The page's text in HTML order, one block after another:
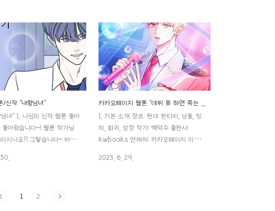
였을까 장르: 스릴러 작가: 후
이버 웹툰, 네이버 시리즈 연재
02. 07. ~ 연재 중 연재 주
툰 이용 등급: 19세 이용가 아..
게 제가 추천해 드리는 작품들
세 이용가가 은근히 있네요;; (
들은 좀 더 나중에..ㅠㅠ) 수요
! 작가님이 “후” 님이신데 본명
서 활동명을 “후” 로 바꾸신 것
..
comic.naver.com 이미 안 벗어도 섹
시하다. 눈빛만 봐도 섹시하다. 어떤 그림
을 그려주셔도 다 섹시함이 장착된..! 웹
툰작가 ‘효빈’ 님의 ‘선녀외전’ 리뷰 시작
하겠습니다~!! 1. 소개 장르: 로맨스, 복수
작가: 효빈 연재처: 네이버 웹툰, 네이버
시리즈 연재 기간: 2022. 10. 03. ~ 연재
중 연재 주기: 화요웹툰 이용 등급: 15세
이용가 장르: 로맨스, 삼각관계, 복수극,
걸크러쉬 일단 메인 포스터만 봐도 ..
/신작 “내향남녀”
녀” 1. 나님의 신작 웹툰 돌아
돌아왔습니다~! 웹툰 작가님
시나요?! 그렇습니다~ 바로
거“ 의 ”나 “ 님의 새로운 웹툰
은 전체연령가이고요) 네이버
1. 기본 소개 장르: 현대 판타지, 남돌, 빙
의, 회귀, 성장 작가: 백덕수 출판사:
kwbooks 연재처: 카카오페이지 이용
터 찍어다 파는 29살의 4년 차 공시생
2023. 6. 29.
1 2